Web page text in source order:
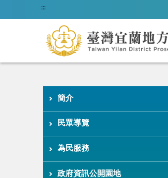
:::
簡介
民眾導覽
為民服務
政府資訊公開園地